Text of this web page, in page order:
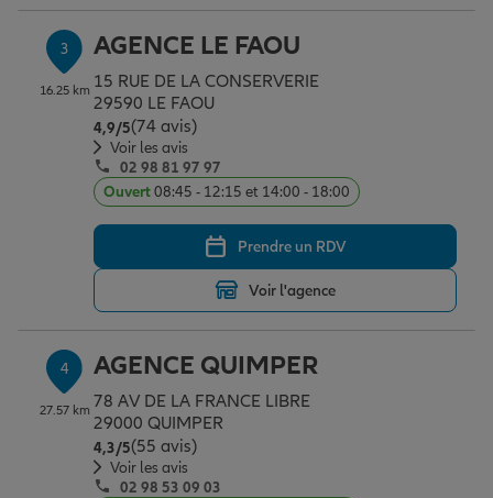
Garantie des accidents de la vie
Assurance scolaire
Protection juridique
Tous nos devis d'assurance
3
16.25 km
AGENCE LE FAOU
15 RUE DE LA CONSERVERIE
29590 LE FAOU
4,9/5Note de 4.9 sur 5
(74 avis)
Voir les avis
02 98 81 97 97
Ouvert08:45 - 12:15 et 14:00 - 18:00
Prendre un RDV
Voir l'agence
4
27.57 km
AGENCE QUIMPER
78 AV DE LA FRANCE LIBRE
29000 QUIMPER
4,3/5Note de 4.3 sur 5
(55 avis)
Voir les avis
02 98 53 09 03